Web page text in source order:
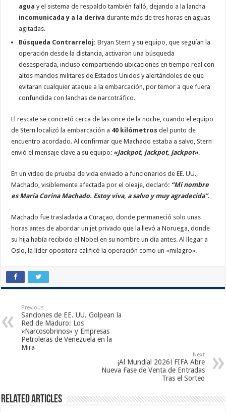
agua y el sistema de respaldo también falló, dejando a la lancha
incomunicada y a la deriva durante más de tres horas en aguas
agitadas.
Búsqueda Contrarreloj: Bryan Stern y su equipo, que seguían la
operación desde la distancia, activaron una búsqueda
desesperada, incluso compartiendo ubicaciones en tiempo real con
altos mandos militares de Estados Unidos y alertándoles de que
evitaran cualquier ataque a la embarcación, por temor a que fuera
confundida con lanchas de narcotráfico.
El rescate se concretó cerca de las once de la noche, cuando el equipo
de Stern localizó la embarcación a 40 kilómetros del punto de
encuentro acordado. Al confirmar que Machado estaba a salvo, Stern
envió el mensaje clave a su equipo: «Jackpot, jackpot, jackpot».
En un video de prueba de vida enviado a funcionarios de EE. UU.,
Machado, visiblemente afectada por el oleaje, declaró: “Mi nombre
es María Corina Machado. Estoy viva, a salvo y muy agradecida”.
Machado fue trasladada a Curaçao, donde permaneció solo unas
horas antes de abordar un jet privado que la llevó a Noruega, donde
su hija había recibido el Nobel en su nombre un día antes. Al llegar a
Oslo, la líder opositora calificó la operación como un «milagro».
Previous
Sanciones de EE. UU. Golpean la
Red de Maduro: Los
«Narcosobrinos» y Empresas
Petroleras de Venezuela en la
Mira
Next
¡Al Mundial 2026! FIFA Abre
Nueva Fase de Venta de Entradas
Tras el Sorteo
Related Articles